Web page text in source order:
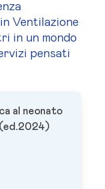
Ventilazione
in un mondo
pensati